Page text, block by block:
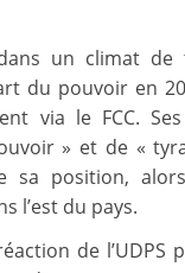
dans un climat
du pouvoir en
via le FCC.
» et de «
sa position,
l’est du pays.
de